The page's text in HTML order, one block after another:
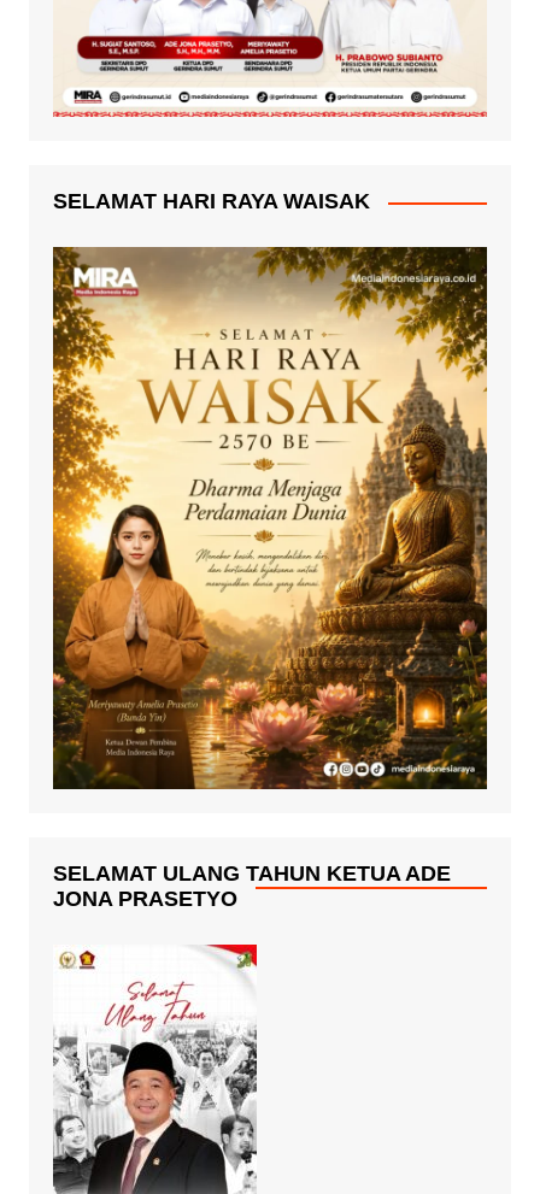
SELAMAT HARI RAYA WAISAK
SELAMAT ULANG TAHUN KETUA ADE
JONA PRASETYO